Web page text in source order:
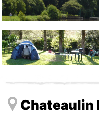
Chateaulin